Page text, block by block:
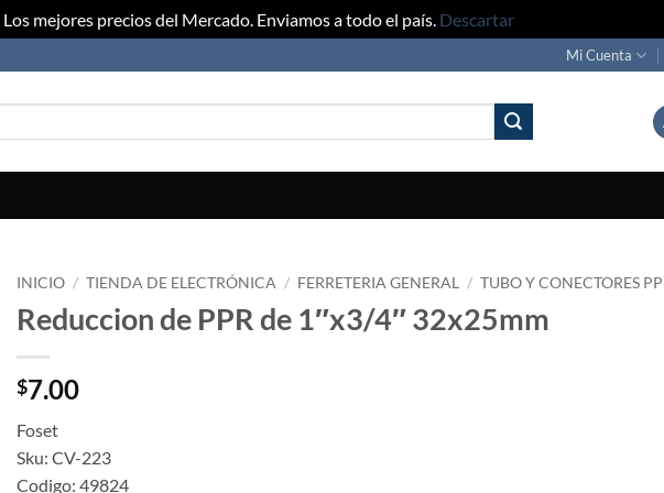
Los mejores precios del Mercado. Enviamos a todo el país. Descartar
Mi Cuenta
INICIO / TIENDA DE ELECTRÓNICA / FERRETERIA GENERAL / TUBO Y CONECTORES
Reduccion de PPR de 1″x3/4″ 32x25mm
$7.00
Foset
Sku: CV-223
Codigo: 49824